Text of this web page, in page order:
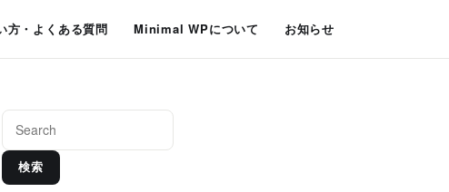
方・よくある質問 Minimal WPについて お知らせ
検索